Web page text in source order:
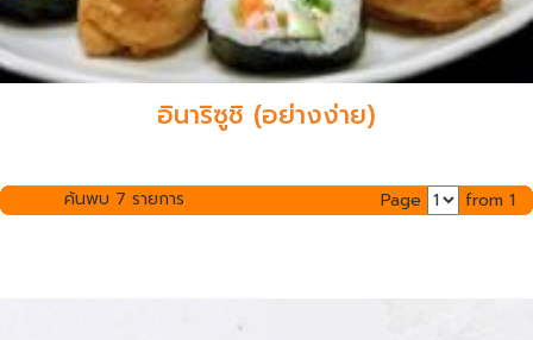
อินาริซูชิ (อย่างง่าย)
ค้นพบ 7 รายการ Page from 1